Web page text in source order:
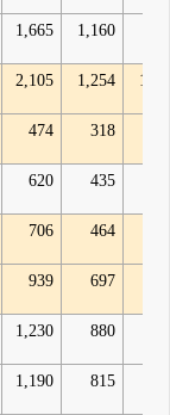
1,665 1,160
2,105 1,254
474 318
620 435
706 464
939 697
1,230 880
1,190 815